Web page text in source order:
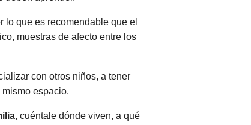
lo que es recomendable que el
muestras de afecto entre los
con otros niños, a tener
espacio.
, cuéntale dónde viven, a qué